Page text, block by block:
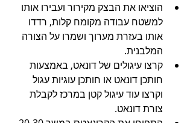
הוציאו את הבצק מקירור ועבירו אותו
למשטח עבודה מקומח קלות, רדדו
אותו בעזרת מערוך ושמרו על הצורה
המלבנית.
קרצו עיגולים של דונאט, באמצעות
חותכן דונאט או חותכן עוגיות עגול
וקרצו עוד עיגול קטן במרכז לקבלת
צורת דונאט.